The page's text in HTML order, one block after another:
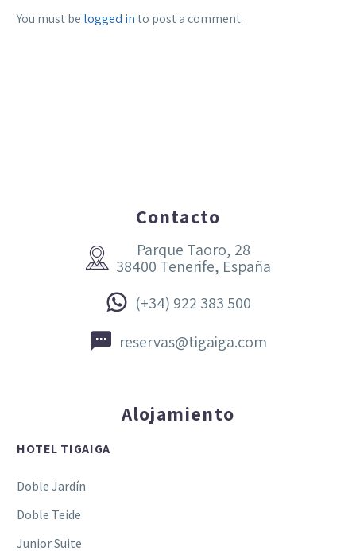
You must be logged into post a comment.
Contacto


Parque Taoro, 28
38400 Tenerife, España

 (+34) 922 383 500

 reservas@tigaiga.com
Alojamiento
HOTEL TIGAIGA
Doble Jardín
Doble Teide
Junior Suite